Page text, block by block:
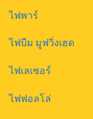
ไฟพาร์
ไฟบีม มูฟวิ่งเฮด
ไฟเลเซอร์
ไฟฟอลโล่